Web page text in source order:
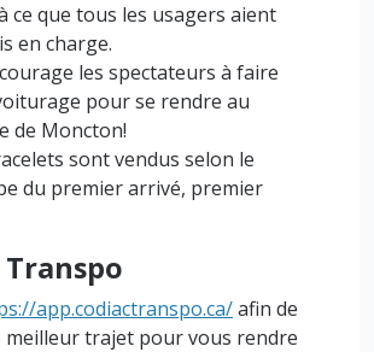
ce que tous les usagers aient
en charge.
les spectateurs à faire
pour se rendre au
de Moncton!
sont vendus selon le
du premier arrivé, premier
Transpo
app.codiactranspo.ca/afin de
meilleur trajet pour vous rendre